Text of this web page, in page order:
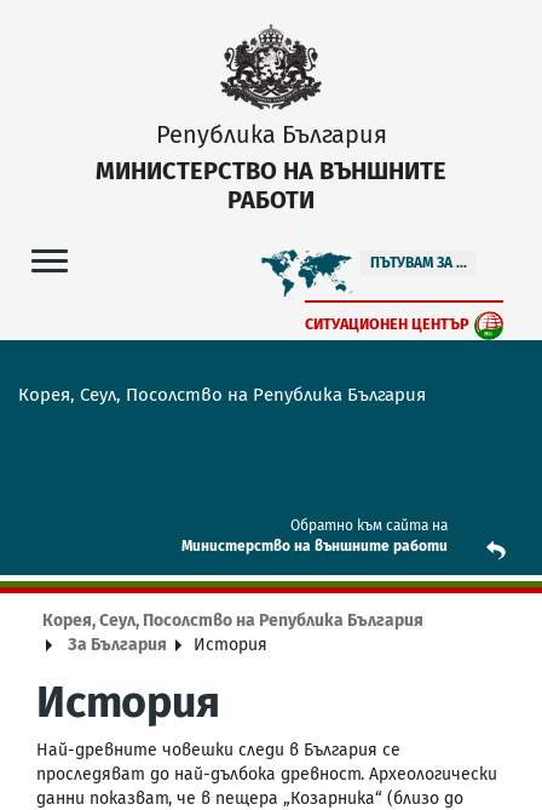
Република България
МИНИСТЕРСТВО НА ВЪНШНИТЕ
РАБОТИ
ПЪТУВАМ ЗА ...
СИТУАЦИОНЕН ЦЕНТЪР
Корея, Сеул, Посолство на Република България
Обратно към сайта на
Mинистерство на външните работи
Корея, Сеул, Посолство на Република България
За България
История
История
Най-древните човешки следи в България се
проследяват до най-дълбока древност. Археологически
данни показват, че в пещера „Козарника“ (близо до